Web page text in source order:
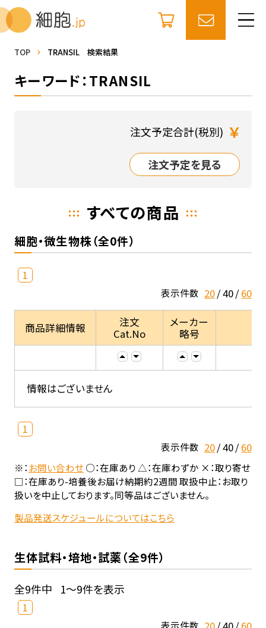
TOP TRANSIL 検索結果
キーワード：TRANSIL
注文予定合計(税別) ￥
注文予定を見る
すべての商品
細胞・微生物株（全0件）
1
表示件数 20 40 60
商品詳細情報
注文
Cat.No
メーカー
略号
情報はございません
1
表示件数 20 40 60
※：お問い合わせ○：在庫あり △：在庫わずか ×：取り寄せ
□：在庫あり-培養後お届け納期約2週間 取扱中止：お取り
扱いを中止しております。同等品はございません。
製品発送スケジュールについてはこちら
生体試料・培地・試薬（全9件）
全9件中 1～9件を表示
1
表示件数